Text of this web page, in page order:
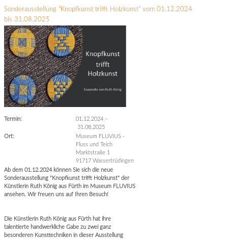
Sonderausstellung "Knopfkunst trifft Holzkunst" vom 01.12.2024
bis 31.08.2025
Termin: 01.12.2024 –
31.08.2025
Ort:
Museum FLUVIUS -
Fluss und Teich
Marktstraße 1
91717 Wassertrüdingen
Ab dem 01.12.2024 können Sie sich die neue
Sonderausstellung "Knopfkunst trifft Holzkunst" der
Künstlerin Ruth König aus Fürth im Museum FLUVIUS
ansehen. Wir freuen uns auf Ihren Besuch!
Die Künstlerin Ruth König aus Fürth hat ihre
talentierte handwerkliche Gabe zu zwei ganz
besonderen Kunsttechniken in dieser Ausstellung